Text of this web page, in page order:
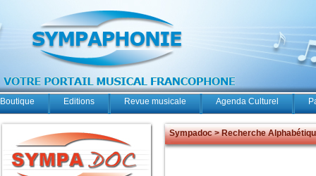
Boutique Editions Revue musicale Agenda Culturel
Sympadoc > Recherche